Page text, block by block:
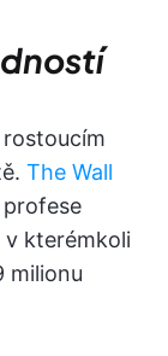
The Wall
profese
kterémkoli
milionu